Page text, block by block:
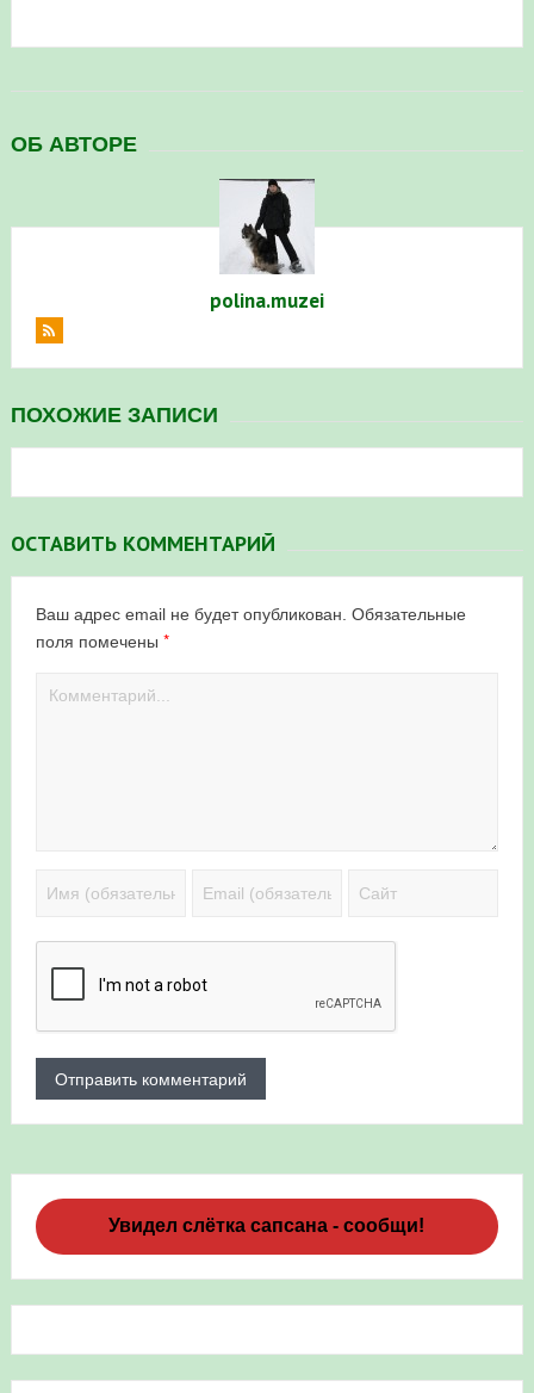
ОБ АВТОРЕ
polina.muzei
ПОХОЖИЕ ЗАПИСИ
ОСТАВИТЬ КОММЕНТАРИЙ
Ваш адрес email не будет опубликован. Обязательные
поля помечены *
Увидел слётка сапсана - сообщи!